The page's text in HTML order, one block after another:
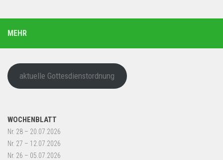
MEHR
aktuelle Gottesdienstordnung
WOCHENBLATT
Nr. 28 – 20.07.2026
Nr. 27 – 12.07.2026
Nr. 26 – 05.07.2026